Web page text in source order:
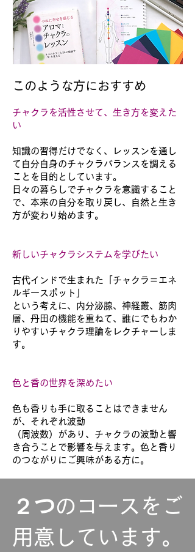
このような方におすすめ
チャクラを活性させて、生き方を変えた
い
知識の習得だけでなく、レッスンを通し
て自分自身のチャクラバランスを調える
ことを目的としています。
日々の暮らしでチャクラを意識すること
で、本来の自分を取り戻し、自然と生き
方が変わり始めます。
新しいチャクラシステム を学びたい
古代インドで生まれた「チャクラ＝エネ
ルギースポット」
という考えに、内分泌腺、神経叢、筋肉
層、丹田の機能を重ねて、誰にでもわか
りやすいチャクラ理論をレクチャーしま
す。
色と香の世界を深めたい
色も香りも手に取ることはできません
が、それぞれ波動
（周波数）があり、チャクラの波動と響
き合うことで影響を与えます。色と香り
のつながりにご興味がある方に。
２つのコースをご
用意しています。